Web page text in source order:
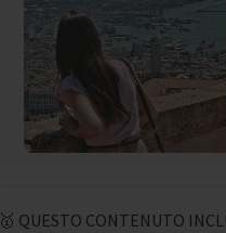
🥇 QUESTO CONTENUTO